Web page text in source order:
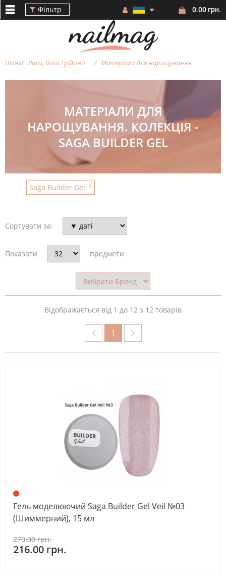
Фільтр 0.00 грн.
Шлях Лаки, бази і рідини Матеріали для нарощування
КОЛІР
КРАЇНА-
ВИРОБНИК
ТАРИ
ПОКРИТТЯ
МАТЕРІАЛИ ДЛЯ
НАРОЩУВАННЯ. КОЛЕКЦІЯ -
SAGA BUILDER GEL
Saga Builder Gel X
Сортувати за:
Показати предмети
Відображається від 1 до 12 з 12 товарів
1
Гель моделюючий Saga Builder Gel Veil №03
(Шиммерний), 15 мл
270.00 грн.
216.00 грн.